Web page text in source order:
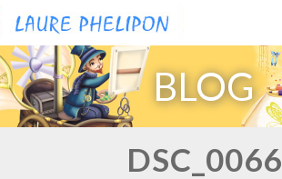
Aller
au
contenu
Aller
au
contenu
BLOG
DSC_0066